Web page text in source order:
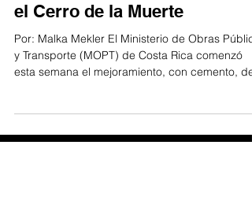
el Cerro de la Muerte
Por: Malka Mekler El Ministerio de Obras
y Transporte (MOPT) de Costa Rica comenzó
esta semana el mejoramiento, con cemento,